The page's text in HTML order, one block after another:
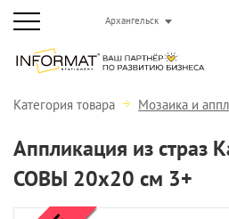
Архангельск
Категория товара Мозаика и
Аппликация из страз
СОВЫ 20х20 см 3+